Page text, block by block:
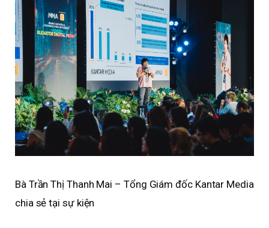
Bà Trần Thị Thanh Mai – Tổng Giám đốc Kantar Media
chia sẻ tại sự kiện